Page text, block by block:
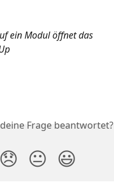
ein Modul öffnet das
Frage beantwortet?
😞 😐 😃